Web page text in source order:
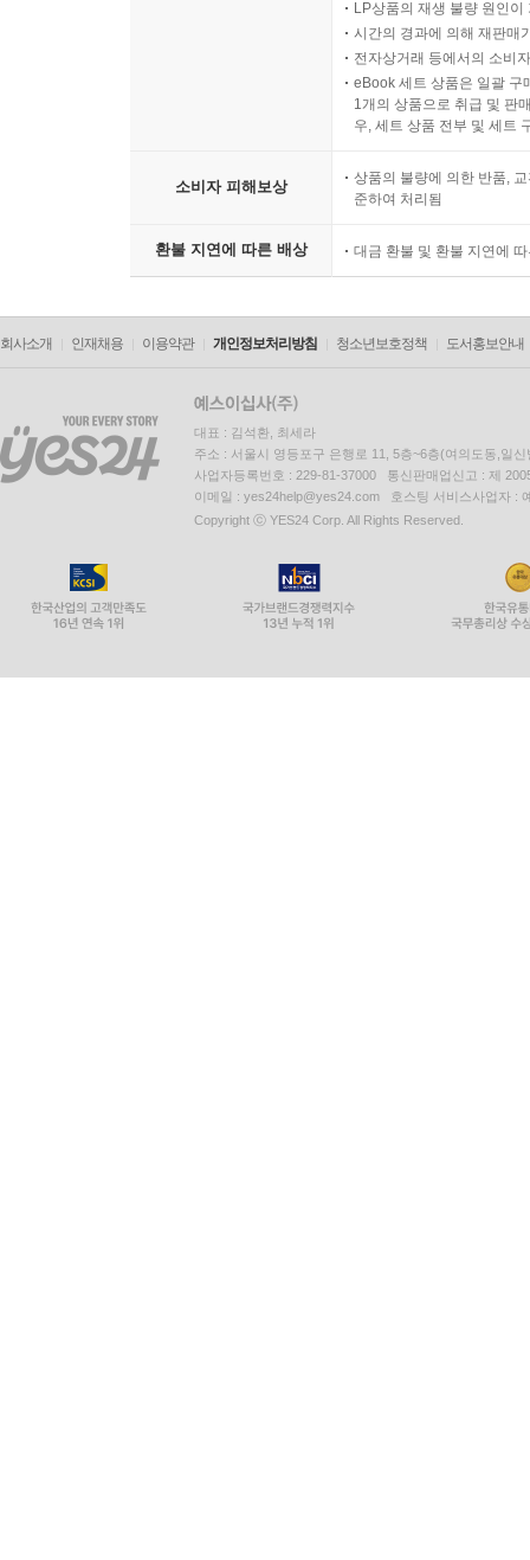
LP상품의 재생 불량 원인
시간의 경과에 의해 재판매
전자상거래 등에서의 소비
eBook 세트 상품은 일괄 구
1개의 상품으로 취급 및 판
우, 세트 상품 전부 및 세트
소비자 피해보상
상품의 불량에 의한 반품,
준하여 처리됨
환불 지연에 따른 배상 대금 환불 및 환불 지연에
회사소개 인재채용 이용약관 개인정보처리방침 청소년보호정책 도서홍보안내
대표 : 김석환, 최세라
주소 : 서울시 영등포구 은행로 11, 5층~6층(여의도동,일신
사업자등록번호 : 229-81-37000 통신판매업신고 : 제
이메일 : yes24help@yes24.com 호스팅 서비스사업자 :
Copyright ⓒ YES24 Corp. All Rights Reserved.